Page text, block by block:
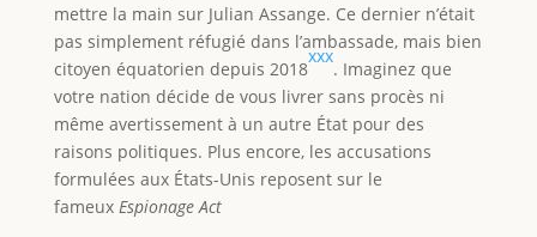
mettre la main sur Julian Assange. Ce dernier n’était
pas simplement réfugié dans l’ambassade, mais bien
citoyen équatorien depuis 2018
xxx
. Imaginez que
votre nation décide de vous livrer sans procès ni
même avertissement à un autre État pour des
raisons politiques. Plus encore, les accusations
formulées aux États-Unis reposent sur le
fameux Espionage Act